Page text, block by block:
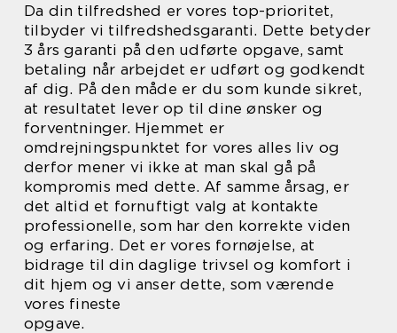
Da din tilfredshed er vores top-prioritet,
tilbyder vi tilfredshedsgaranti. Dette betyder
3 års garanti på den udførte opgave, samt
betaling når arbejdet er udført og godkendt
af dig. På den måde er du som kunde sikret,
at resultatet lever op til dine ønsker og
forventninger. Hjemmet er
omdrejningspunktet for vores alles liv og
derfor mener vi ikke at man skal gå på
kompromis med dette. Af samme årsag, er
det altid et fornuftigt valg at kontakte
professionelle, som har den korrekte viden
og erfaring. Det er vores fornøjelse, at
bidrage til din daglige trivsel og komfort i
dit hjem og vi anser dette, som værende
vores fineste
opgave.